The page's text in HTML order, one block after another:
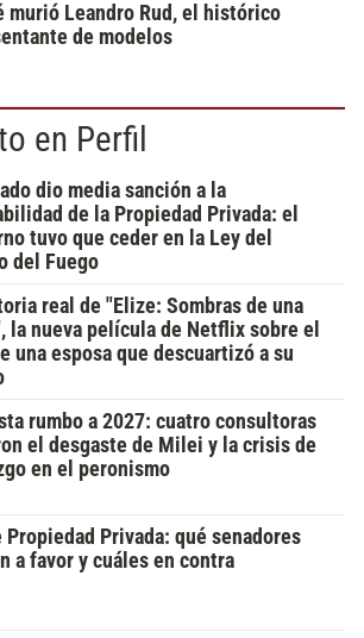
murió Leandro Rud, el histórico
de modelos
en Perfil
dio media sanción a la
de la Propiedad Privada: el
tuvo que ceder en la Ley del
del Fuego
real de "Elize: Sombras de una
la nueva película de Netflix sobre el
una esposa que descuartizó a su
rumbo a 2027: cuatro consultoras
el desgaste de Milei y la crisis de
en el peronismo
Propiedad Privada: qué senadores
a favor y cuáles en contra